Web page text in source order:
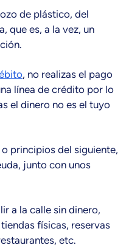
de plástico, del
que es, a la vez, un
, no realizas el pago
línea de crédito por lo
el dinero no es el tuyo
principios del siguiente,
junto con unos
a la calle sin dinero,
físicas, reservas
etc.